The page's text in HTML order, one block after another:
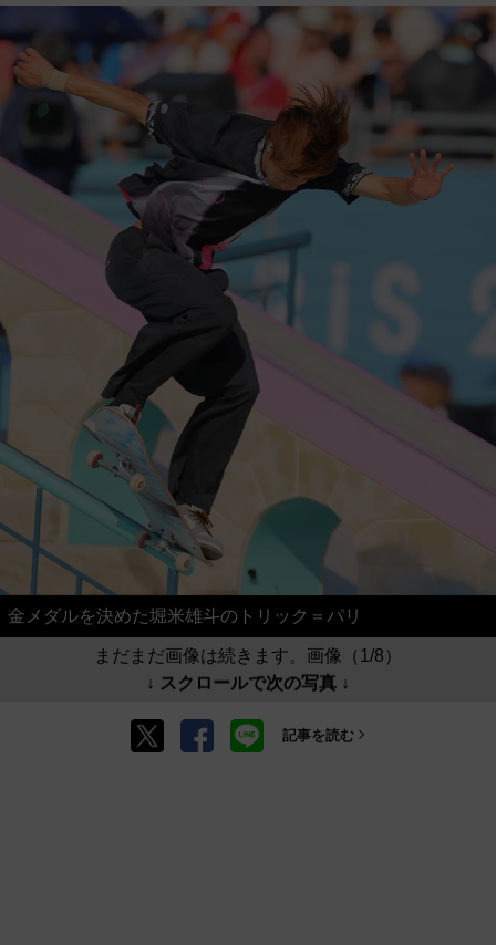
金メダルを決めた堀米雄斗のトリック＝パリ
まだまだ画像は続きます。画像（1/8）
↓ スクロールで次の写真 ↓
記事を読む